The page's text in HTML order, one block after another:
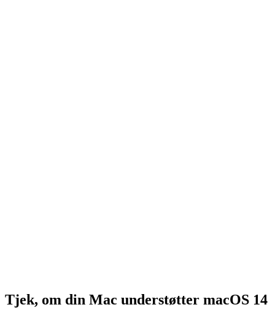
Tjek, om din Mac understøtter macOS 14